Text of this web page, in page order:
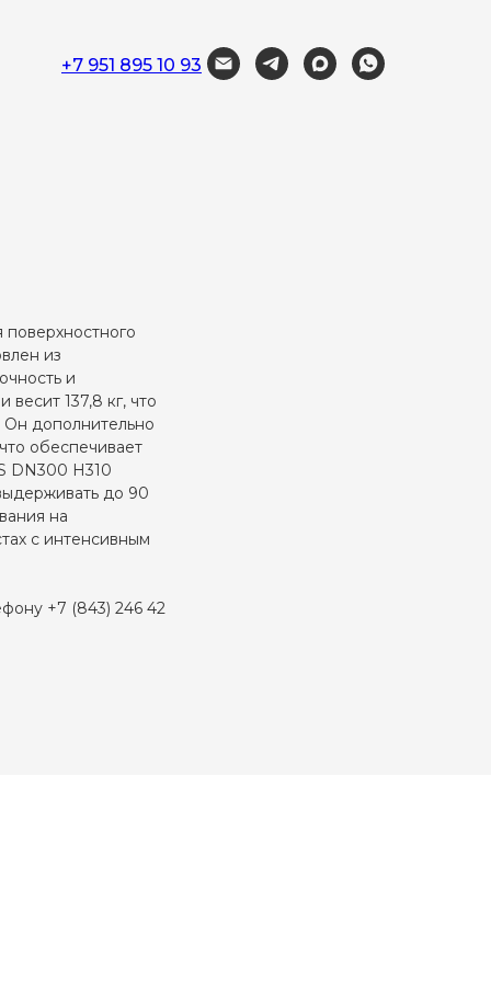
+7 951 895 10 93
из
и
137,8 кг, что
Он дополнительно
обеспечивает
DN300 H310
до 90
на
с интенсивным
+7 (843) 246 42